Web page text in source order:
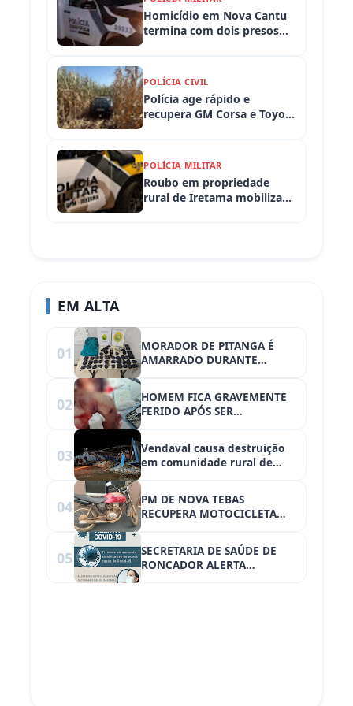
Homicídio em Nova Cantu
termina com dois presos
POLÍCIA CIVIL
Polícia age rápido e
recupera GM Corsa e Toyota
Iretama (PR)
POLÍCIA MILITAR
Roubo em propriedade
rural de Iretama mobiliza
EM ALTA
01
MORADOR DE PITANGA É
AMARRADO DURANTE
02
HOMEM FICA GRAVEMENTE
FERIDO APÓS SER
03
Vendaval causa destruição
em comunidade rural de
04
PM DE NOVA TEBAS
RECUPERA MOTOCICLETA
05
SECRETARIA DE SAÚDE DE
RONCADOR ALERTA